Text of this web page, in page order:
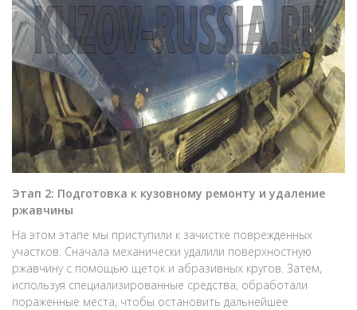
Этап 2: Подготовка к кузовному ремонту и удаление
ржавчины
На этом этапе мы приступили к зачистке поврежденных
участков. Сначала механически удалили поверхностную
ржавчину с помощью щеток и абразивных кругов. Затем,
используя специализированные средства, обработали
пораженные места, чтобы остановить дальнейшее